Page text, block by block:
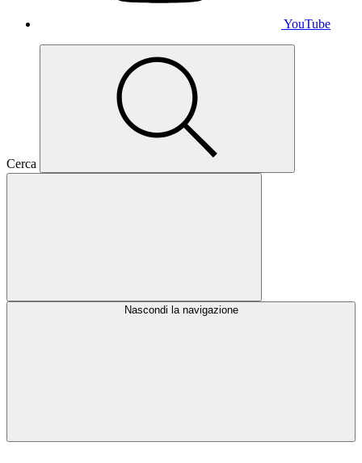
YouTube
Cerca
Nascondi la navigazione